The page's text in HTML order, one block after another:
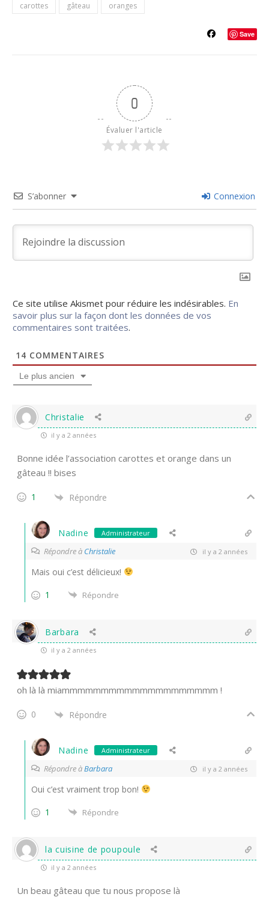
carottes gâteau oranges
Save
0
Évaluer l'article
S’abonner Connexion
Ce site utilise Akismet pour réduire les indésirables. En
savoir plus sur la façon dont les données de vos
commentaires sont traitées.
14 COMMENTAIRES
Le plus ancien
Christalie
il y a 2 années
Bonne idée l’association carottes et orange dans un
gâteau !! bises
1 Répondre
Nadine Administrateur
Répondre à Christalie il y a 2 années
Mais oui c’est délicieux!
1
Répondre
Barbara
il y a 2 années
oh là là miammmmmmmmmmmmmmmmmmmm !
0 Répondre
Nadine Administrateur
Répondre àBarbara il y a 2 années
Oui c’est vraiment trop bon!
1
Répondre
la cuisine de poupoule
il y a 2 années
Un beau gâteau que tu nous propose là